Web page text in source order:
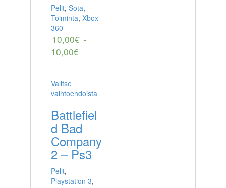
Pelit, Sota,
Toiminta, Xbox
360
10,00€ -
10,00€
Valitse
vaihtoehdoista
Battlefiel
d Bad
Company
2 – Ps3
Pelit,
Playstation 3,